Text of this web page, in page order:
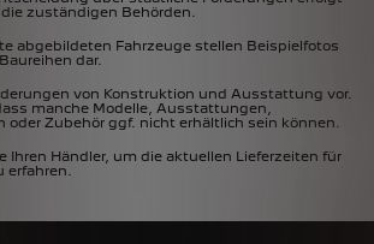
zuständigen Behörden.
abgebildeten Fahrzeuge stellen Beispielfotos
dar.
von Konstruktion und Ausstattung vor.
manche Modelle, Ausstattungen,
oder Zubehör ggf. nicht erhältlich sein können.
Ihren Händler, um die aktuellen Lieferzeiten für
erfahren.